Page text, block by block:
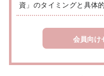
資」のタイミングと具体
会員向け